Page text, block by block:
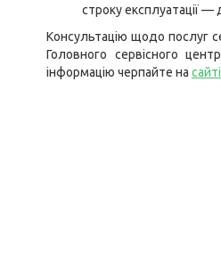
строку експлуатації —
Консультацію щодо послуг
Головного сервісного
інформацію черпайте на сайті